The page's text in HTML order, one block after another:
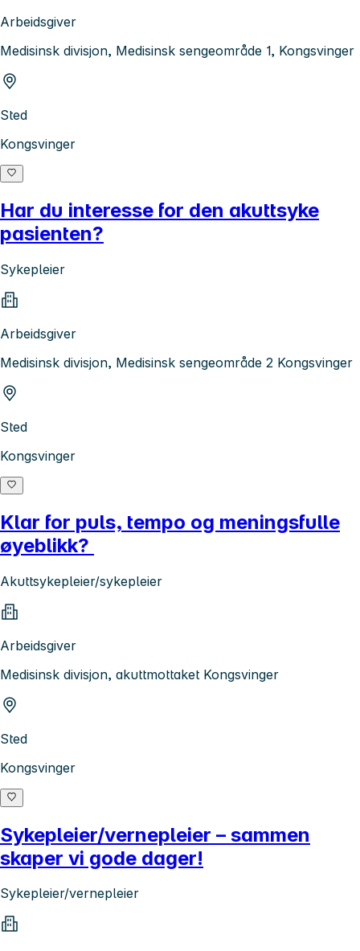
Arbeidsgiver
Medisinsk divisjon, Medisinsk sengeområde 1, Kongsvinger
Sted
Kongsvinger
Har du interesse for den akuttsyke
pasienten?
Sykepleier
Arbeidsgiver
Medisinsk divisjon, Medisinsk sengeområde 2 Kongsvinger
Sted
Kongsvinger
Klar for puls, tempo og meningsfulle
øyeblikk?
Akuttsykepleier/sykepleier
Arbeidsgiver
Medisinsk divisjon, akuttmottaket Kongsvinger
Sted
Kongsvinger
Sykepleier/vernepleier – sammen
skaper vi gode dager!
Sykepleier/vernepleier